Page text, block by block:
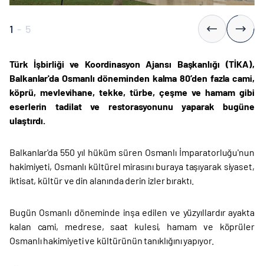
1 - 5
Türk İşbirliği ve Koordinasyon Ajansı Başkanlığı (TİKA),
Balkanlar'da Osmanlı döneminden kalma 80’den fazla cami,
köprü, mevlevihane, tekke, türbe, çeşme ve hamam gibi
eserlerin tadilat ve restorasyonunu yaparak bugüne
ulaştırdı.
Balkanlar'da 550 yıl hüküm süren Osmanlı İmparatorluğu'nun
hakimiyeti, Osmanlı kültürel mirasını buraya taşıyarak siyaset,
iktisat, kültür ve din alanında derin izler bıraktı.
Bugün Osmanlı döneminde inşa edilen ve yüzyıllardır ayakta
kalan cami, medrese, saat kulesi, hamam ve köprüler
Osmanlı hakimiyeti ve kültürünün tanıklığını yapıyor.